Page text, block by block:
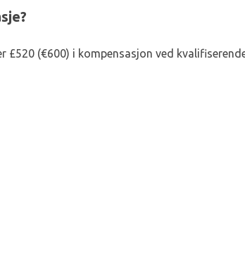
£520 (€600) i kompensasjon ved